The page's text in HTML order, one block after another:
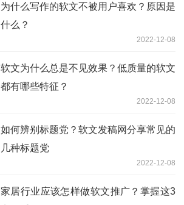
为什么写作的软文不被用户喜欢？原因是
什么？
2022-12-08
软文为什么总是不见效果？低质量的软文
都有哪些特征？
2022-12-08
如何辨别标题党？软文发稿网分享常见的
几种标题党
2022-12-08
家居行业应该怎样做软文推广？掌握这3